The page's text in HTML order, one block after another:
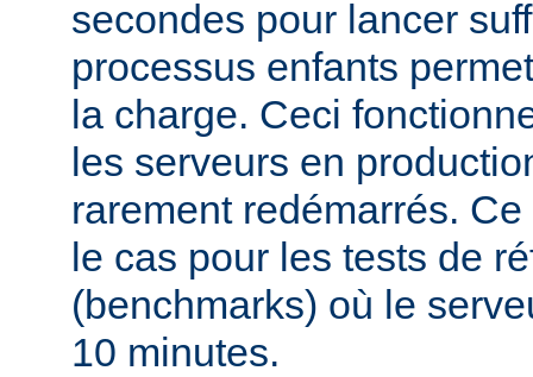
secondes pour lancer
processus enfants
la charge. Ceci
les serveurs en
rarement redémarrés.
le cas pour les tests de
(benchmarks) où le
10 minutes.